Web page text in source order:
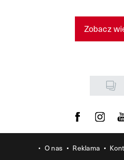
Zobacz
Visit us onVisit us
O nas Reklama